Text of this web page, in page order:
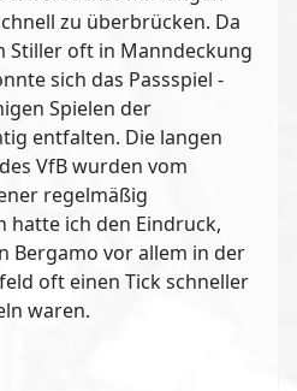
zu überbrücken. Da
Stiller oft in Manndeckung
sich das Passspiel -
Spielen der
entfalten. Die langen
VfB wurden vom
regelmäßig
hatte ich den Eindruck,
Bergamo vor allem in der
oft einen Tick schneller
waren.